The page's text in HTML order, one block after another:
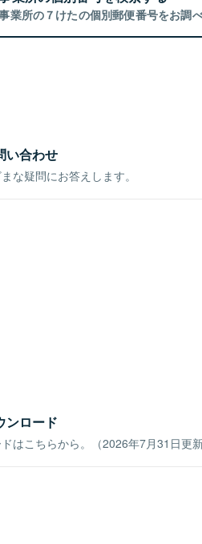
業所の７けたの個別郵便番号をお調べ
い合わせ
な疑問にお答えします。
ンロード
はこちらから。（2026年7月31日更新